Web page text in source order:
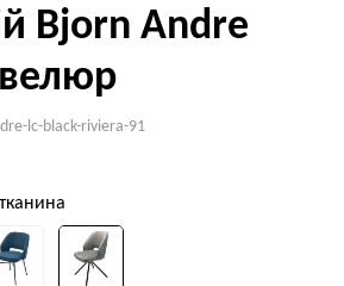
Bjorn Andre
велюр
lc-black-riviera-91